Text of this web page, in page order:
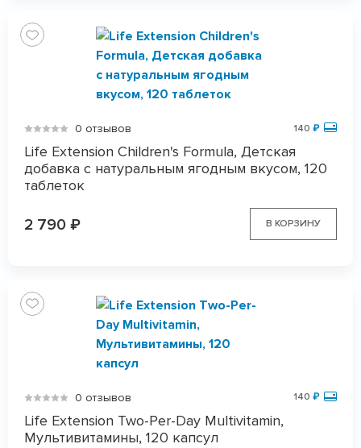
0 отзывов 140 ₽
Life Extension Children's Formula, Детская
добавка с натуральным ягодным вкусом, 120
таблеток
2 790 ₽ В КОРЗИНУ
0 отзывов 140 ₽
Life Extension Two-Per-Day Multivitamin,
Мультивитамины, 120 капсул